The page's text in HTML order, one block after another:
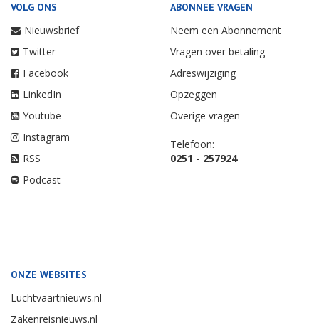
VOLG ONS
Nieuwsbrief
Twitter
Facebook
LinkedIn
Youtube
Instagram
RSS
Podcast
ABONNEE VRAGEN
Neem een Abonnement
Vragen over betaling
Adreswijziging
Opzeggen
Overige vragen
Telefoon:
0251 - 257924
ONZE WEBSITES
Luchtvaartnieuws.nl
Zakenreisnieuws.nl